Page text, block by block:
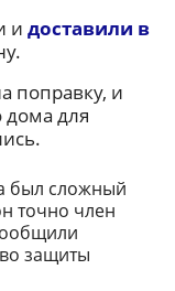
и доставили в
поправку, и
дома для
был сложный
точно член
защиты